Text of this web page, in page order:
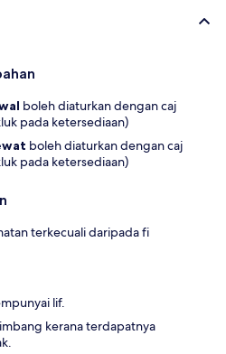
boleh diaturkan dengan caj
pada ketersediaan)
boleh diaturkan dengan caj
pada ketersediaan)
terkecuali daripada fi
lif.
kerana terdapatnya